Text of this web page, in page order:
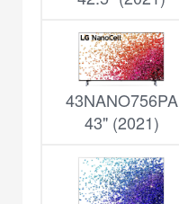
43NANO756PA
43" (2021)